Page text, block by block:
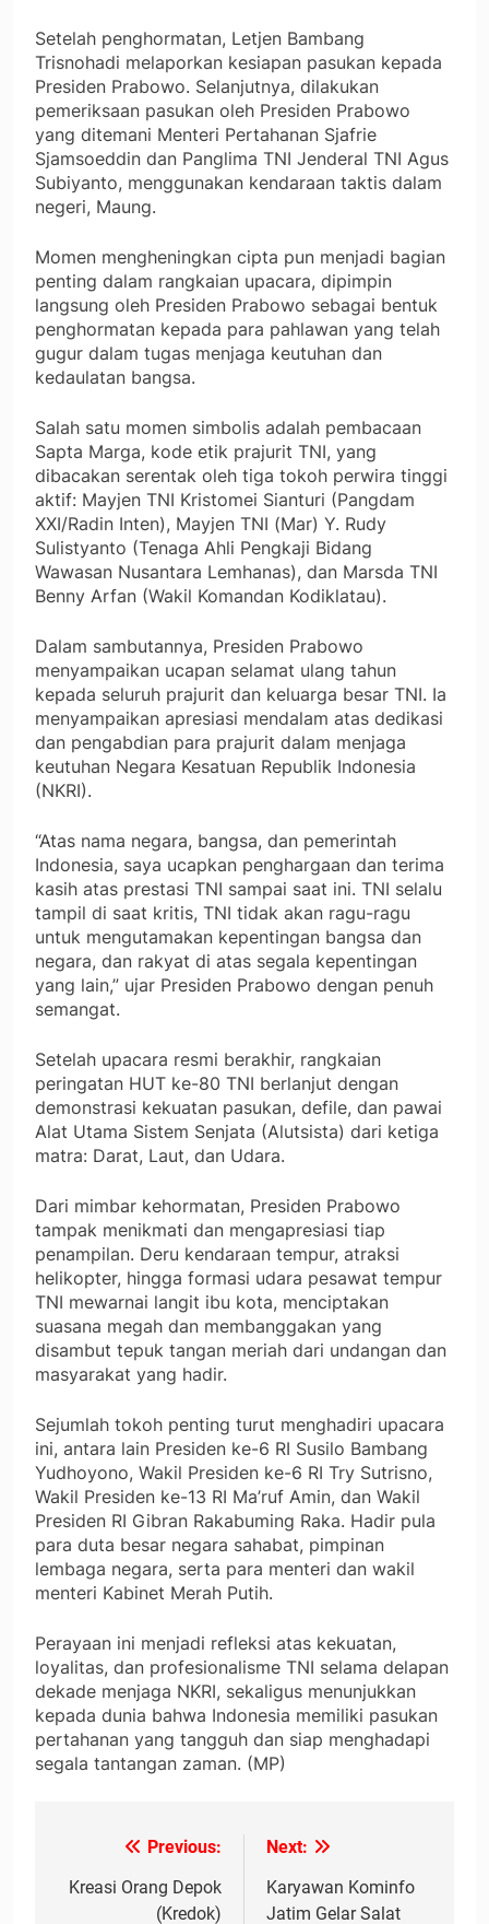
Setelah penghormatan, Letjen Bambang
Trisnohadi melaporkan kesiapan pasukan kepada
Presiden Prabowo. Selanjutnya, dilakukan
pemeriksaan pasukan oleh Presiden Prabowo
yang ditemani Menteri Pertahanan Sjafrie
Sjamsoeddin dan Panglima TNI Jenderal TNI Agus
Subiyanto, menggunakan kendaraan taktis dalam
negeri, Maung.
Momen mengheningkan cipta pun menjadi bagian
penting dalam rangkaian upacara, dipimpin
langsung oleh Presiden Prabowo sebagai bentuk
penghormatan kepada para pahlawan yang telah
gugur dalam tugas menjaga keutuhan dan
kedaulatan bangsa.
Salah satu momen simbolis adalah pembacaan
Sapta Marga, kode etik prajurit TNI, yang
dibacakan serentak oleh tiga tokoh perwira tinggi
aktif: Mayjen TNI Kristomei Sianturi (Pangdam
XXI/Radin Inten), Mayjen TNI (Mar) Y. Rudy
Sulistyanto (Tenaga Ahli Pengkaji Bidang
Wawasan Nusantara Lemhanas), dan Marsda TNI
Benny Arfan (Wakil Komandan Kodiklatau).
Dalam sambutannya, Presiden Prabowo
menyampaikan ucapan selamat ulang tahun
kepada seluruh prajurit dan keluarga besar TNI. Ia
menyampaikan apresiasi mendalam atas dedikasi
dan pengabdian para prajurit dalam menjaga
keutuhan Negara Kesatuan Republik Indonesia
(NKRI).
“Atas nama negara, bangsa, dan pemerintah
Indonesia, saya ucapkan penghargaan dan terima
kasih atas prestasi TNI sampai saat ini. TNI selalu
tampil di saat kritis, TNI tidak akan ragu-ragu
untuk mengutamakan kepentingan bangsa dan
negara, dan rakyat di atas segala kepentingan
yang lain,” ujar Presiden Prabowo dengan penuh
semangat.
Setelah upacara resmi berakhir, rangkaian
peringatan HUT ke-80 TNI berlanjut dengan
demonstrasi kekuatan pasukan, defile, dan pawai
Alat Utama Sistem Senjata (Alutsista) dari ketiga
matra: Darat, Laut, dan Udara.
Dari mimbar kehormatan, Presiden Prabowo
tampak menikmati dan mengapresiasi tiap
penampilan. Deru kendaraan tempur, atraksi
helikopter, hingga formasi udara pesawat tempur
TNI mewarnai langit ibu kota, menciptakan
suasana megah dan membanggakan yang
disambut tepuk tangan meriah dari undangan dan
masyarakat yang hadir.
Sejumlah tokoh penting turut menghadiri upacara
ini, antara lain Presiden ke-6 RI Susilo Bambang
Yudhoyono, Wakil Presiden ke-6 RI Try Sutrisno,
Wakil Presiden ke-13 RI Ma’ruf Amin, dan Wakil
Presiden RI Gibran Rakabuming Raka. Hadir pula
para duta besar negara sahabat, pimpinan
lembaga negara, serta para menteri dan wakil
menteri Kabinet Merah Putih.
Perayaan ini menjadi refleksi atas kekuatan,
loyalitas, dan profesionalisme TNI selama delapan
dekade menjaga NKRI, sekaligus menunjukkan
kepada dunia bahwa Indonesia memiliki pasukan
pertahanan yang tangguh dan siap menghadapi
segala tantangan zaman. (MP)
Navigasi
pos
Previous:
Kreasi Orang Depok
(Kredok)
Next:
Karyawan Kominfo
Jatim Gelar Salat